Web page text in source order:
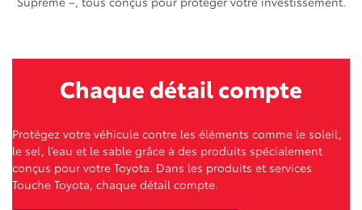
Chaque détail compte
Protégez votre véhicule contre les éléments comme le soleil,
le sel, l’eau et le sable grâce à des produits spécialement
conçus pour votre Toyota. Dans les produits et services
Touche Toyota, chaque détail compte.